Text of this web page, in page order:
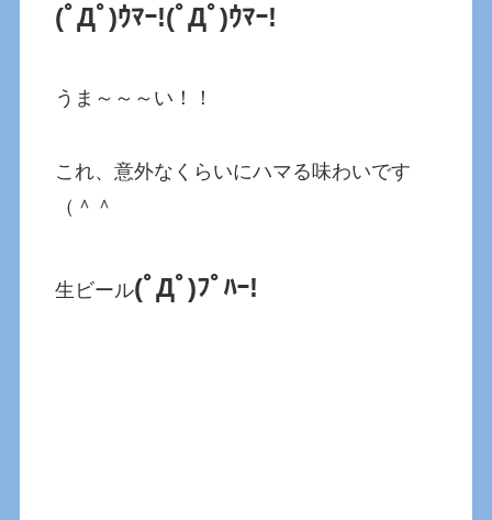
(ﾟДﾟ)ｳﾏｰ!(ﾟДﾟ)ｳﾏｰ!
うま～～～い！！
これ、意外なくらいにハマる味わいです
（＾＾
生ビール(ﾟДﾟ)ﾌﾟﾊｰ!